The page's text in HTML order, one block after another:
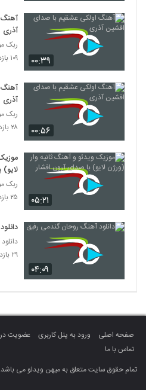
۰۰:۳۹
آذری
ربک
۱۰۹ بازدید
۰۰:۵۶
آذری
ربک
۲۸ بازدید
۰۵:۲۱
ربک
۲۵ بازدید
۰۴:۰۹
۲۹ بازدید
صفحه اصلی ورود به پنل کاربری عضویت
تماس با ما
تمام حقوق سایت متعلق به میهن ویدئو می باشد.